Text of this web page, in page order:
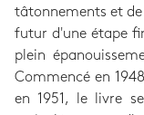
tâtonnements et
futur d'une étape
plein
Commencé en
en 1951, le livre